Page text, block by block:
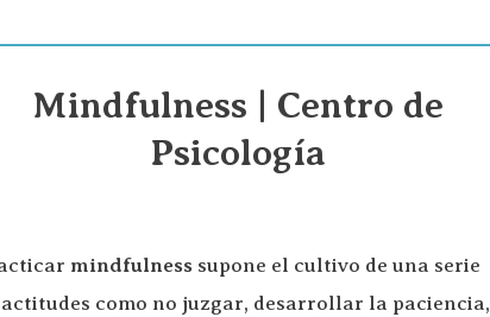
Mindfulness | Centro de
Psicología
mindfulnesssupone el cultivo de una serie
actitudes como no juzgar, desarrollar la paciencia,